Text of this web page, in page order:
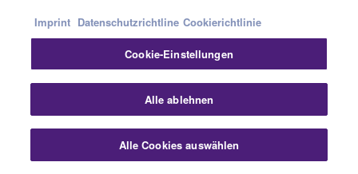
Aufbau von
Hochgeschwindigkeitsnetzen
Downloads
Imprint Datenschutzrichtline Cookierichtlinie
Cookie-Einstellungen
Alle ablehnen
Alle Cookies auswählen